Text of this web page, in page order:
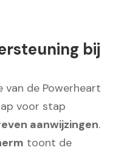
bij
van de Powerheart
voor stap
aanwijzingen.
toont de